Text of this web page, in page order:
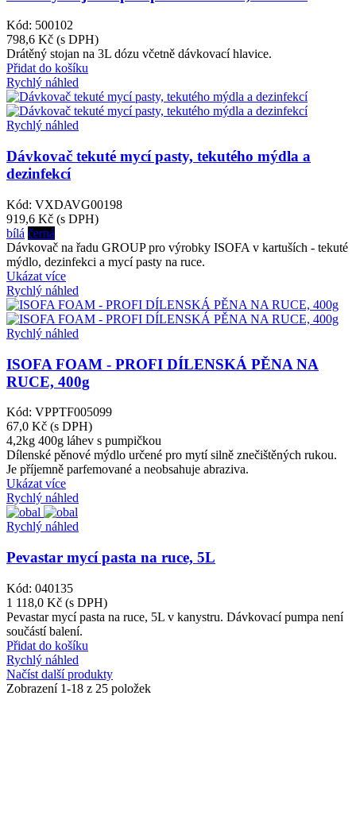
Kód: 500102
798,6 Kč (s DPH)
Drátěný stojan na 3L dózu včetně dávkovací hlavice.
Přidat do košíku
Rychlý náhled
Rychlý náhled
Dávkovač tekuté mycí pasty, tekutého mýdla a
dezinfekcí
Kód: VXDAVG00198
919,6 Kč (s DPH)
bílá černá
Dávkovač na řadu GROUP pro výrobky ISOFA v kartuších - tekuté
mýdlo, dezinfekci a mycí pasty na ruce.
Ukázat více
Rychlý náhled
Rychlý náhled
ISOFA FOAM - PROFI DÍLENSKÁ PĚNA NA
RUCE, 400g
Kód: VPPTF005099
67,0 Kč (s DPH)
4,2kg 400g láhev s pumpičkou
Dílenské pěnové mýdlo určené pro mytí silně znečištěných rukou.
Je příjemně parfemované a neobsahuje abraziva.
Ukázat více
Rychlý náhled
Rychlý náhled
Pevastar mycí pasta na ruce, 5L
Kód: 040135
1 118,0 Kč (s DPH)
Pevastar mycí pasta na ruce, 5L v kanystru. Dávkovací pumpa není
součástí balení.
Přidat do košíku
Rychlý náhled
Načíst další produkty
Zobrazení 1-18 z 25 položek